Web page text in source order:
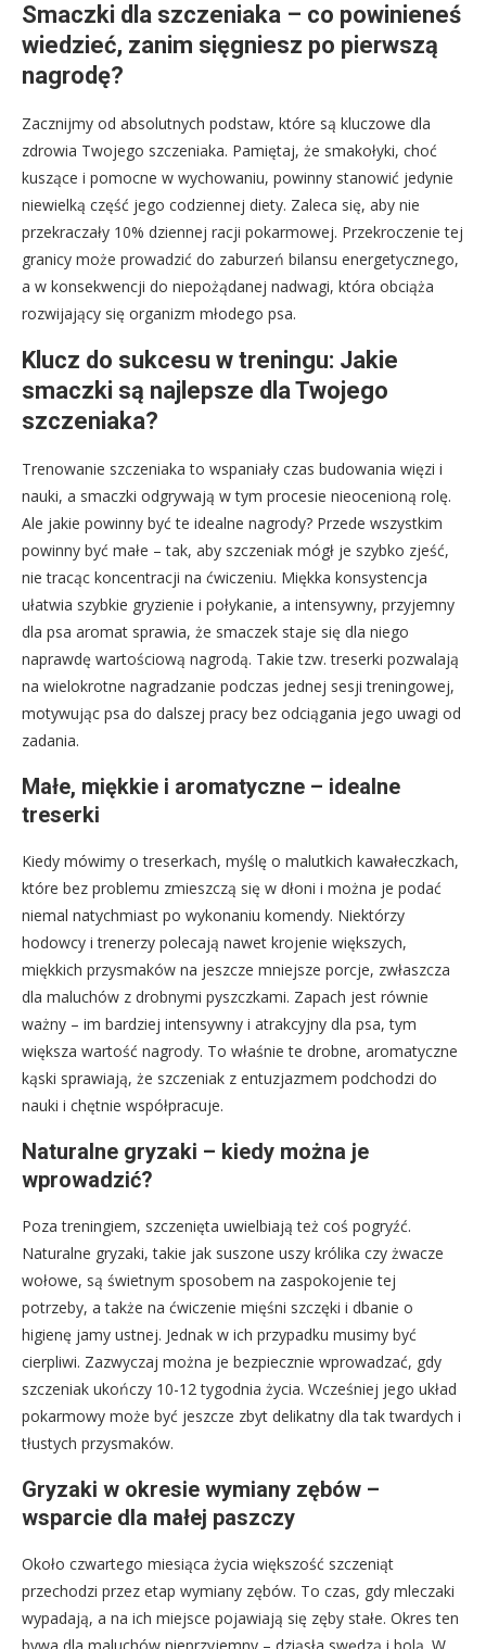
Smaczki dla szczeniaka – co powinieneś
wiedzieć, zanim sięgniesz po pierwszą
nagrodę?
Zacznijmy od absolutnych podstaw, które są kluczowe dla
zdrowia Twojego szczeniaka. Pamiętaj, że smakołyki, choć
kuszące i pomocne w wychowaniu, powinny stanowić jedynie
niewielką część jego codziennej diety. Zaleca się, aby nie
przekraczały 10% dziennej racji pokarmowej. Przekroczenie tej
granicy może prowadzić do zaburzeń bilansu energetycznego,
a w konsekwencji do niepożądanej nadwagi, która obciąża
rozwijający się organizm młodego psa.
Klucz do sukcesu w treningu: Jakie
smaczki są najlepsze dla Twojego
szczeniaka?
Trenowanie szczeniaka to wspaniały czas budowania więzi i
nauki, a smaczki odgrywają w tym procesie nieocenioną rolę.
Ale jakie powinny być te idealne nagrody? Przede wszystkim
powinny być małe – tak, aby szczeniak mógł je szybko zjeść,
nie tracąc koncentracji na ćwiczeniu. Miękka konsystencja
ułatwia szybkie gryzienie i połykanie, a intensywny, przyjemny
dla psa aromat sprawia, że smaczek staje się dla niego
naprawdę wartościową nagrodą. Takie tzw. treserki pozwalają
na wielokrotne nagradzanie podczas jednej sesji treningowej,
motywując psa do dalszej pracy bez odciągania jego uwagi od
zadania.
Małe, miękkie i aromatyczne – idealne
treserki
Kiedy mówimy o treserkach, myślę o malutkich kawałeczkach,
które bez problemu zmieszczą się w dłoni i można je podać
niemal natychmiast po wykonaniu komendy. Niektórzy
hodowcy i trenerzy polecają nawet krojenie większych,
miękkich przysmaków na jeszcze mniejsze porcje, zwłaszcza
dla maluchów z drobnymi pyszczkami. Zapach jest równie
ważny – im bardziej intensywny i atrakcyjny dla psa, tym
większa wartość nagrody. To właśnie te drobne, aromatyczne
kąski sprawiają, że szczeniak z entuzjazmem podchodzi do
nauki i chętnie współpracuje.
Naturalne gryzaki – kiedy można je
wprowadzić?
Poza treningiem, szczenięta uwielbiają też coś pogryźć.
Naturalne gryzaki, takie jak suszone uszy królika czy żwacze
wołowe, są świetnym sposobem na zaspokojenie tej
potrzeby, a także na ćwiczenie mięśni szczęki i dbanie o
higienę jamy ustnej. Jednak w ich przypadku musimy być
cierpliwi. Zazwyczaj można je bezpiecznie wprowadzać, gdy
szczeniak ukończy 10-12 tygodnia życia. Wcześniej jego układ
pokarmowy może być jeszcze zbyt delikatny dla tak twardych i
tłustych przysmaków.
Gryzaki w okresie wymiany zębów –
wsparcie dla małej paszczy
Około czwartego miesiąca życia większość szczeniąt
przechodzi przez etap wymiany zębów. To czas, gdy mleczaki
wypadają, a na ich miejsce pojawiają się zęby stałe. Okres ten